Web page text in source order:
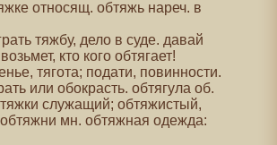
относящ. обтяжь нареч. в
тяжбу, дело в суде. давай
кто кого обтягает!
тягота; подати, повинности.
или обокрасть. обтягула об.
служащий; обтяжистый,
мн. обтяжная одежда: